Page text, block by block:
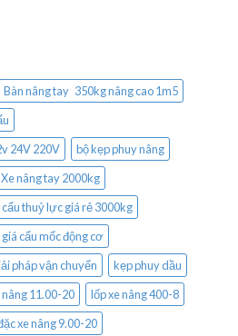
Bàn nâng tay 350kg nâng cao 1m5
24V 220V
bộ kẹp phuy nâng
nâng tay 2000kg
cẩu thuỷ lực giá rẻ 3000kg
giá cẩu mốc động cơ
pháp vận chuyển
kẹp phuy dầu
nâng 11.00-20
lốp xe nâng 400-8
xe nâng 9.00-20